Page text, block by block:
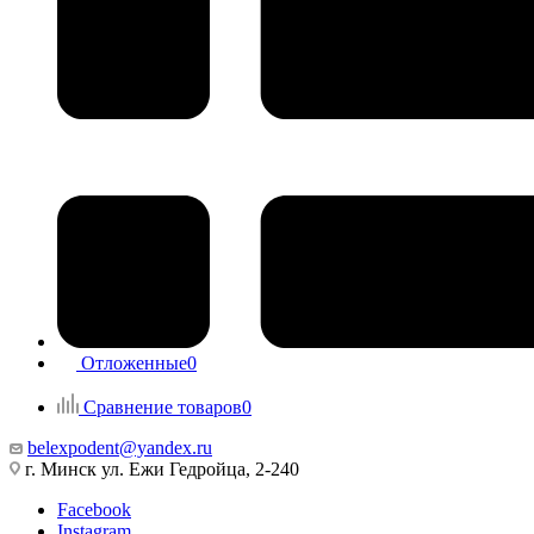
Отложенные0
Сравнение товаров0
belexpodent@yandex.ru
г. Минск ул. Ежи Гедройца, 2-240
Facebook